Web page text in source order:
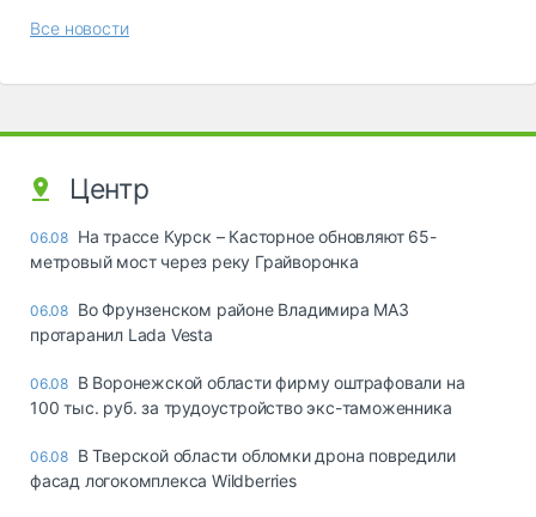
Все новости
Центр
06.08 На трассе Курск – Касторное обновляют 65-
метровый мост через реку Грайворонка
06.08 Во Фрунзенском районе Владимира МАЗ
протаранил Lada Vesta
06.08 В Воронежской области фирму оштрафовали на
100 тыс. руб. за трудоустройство экс-таможенника
06.08 В Тверской области обломки дрона повредили
фасад логокомплекса Wildberries